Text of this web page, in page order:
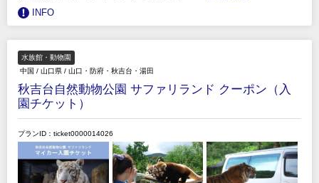
INFO
水族館・動物園
中国 / 山口県 / 山口・防府・秋吉台・湯田
秋吉台自然動物公園 サファリランド クーポン（入
園チケット）
プランID：ticket0000014026